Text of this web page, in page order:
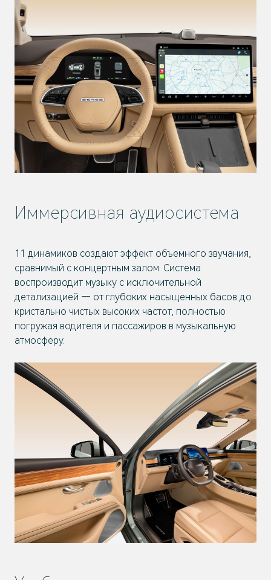
Иммерсивная аудиосистема
11 динамиков создают эффект объемного звучания,
сравнимый с концертным залом. Система
воспроизводит музыку с исключительной
детализацией — от глубоких насыщенных басов до
кристально чистых высоких частот, полностью
погружая водителя и пассажиров в музыкальную
атмосферу.